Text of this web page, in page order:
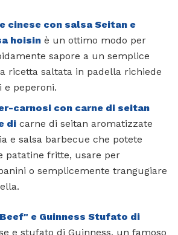
cinese con salsa Seitan e
hoisin è un ottimo modo per
sapore a un semplice
ricetta saltata in padella richiede
e peperoni.
carnosi con carne di seitan
di carne di seitan aromatizzate
e salsa barbecue che potete
patatine fritte, usare per
o semplicemente trangugiare
e Guinness Stufato di
e stufato di Guinness, un famoso